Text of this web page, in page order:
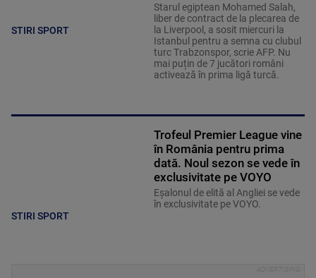
STIRI SPORT
Starul egiptean Mohamed Salah,
liber de contract de la plecarea de
la Liverpool, a sosit miercuri la
Istanbul pentru a semna cu clubul
turc Trabzonspor, scrie AFP. Nu
mai puțin de 7 jucători români
activează în prima ligă turcă.
STIRI SPORT
Trofeul Premier League vine
în România pentru prima
dată. Noul sezon se vede în
exclusivitate pe VOYO
Eșalonul de elită al Angliei se vede
în exclusivitate pe VOYO.